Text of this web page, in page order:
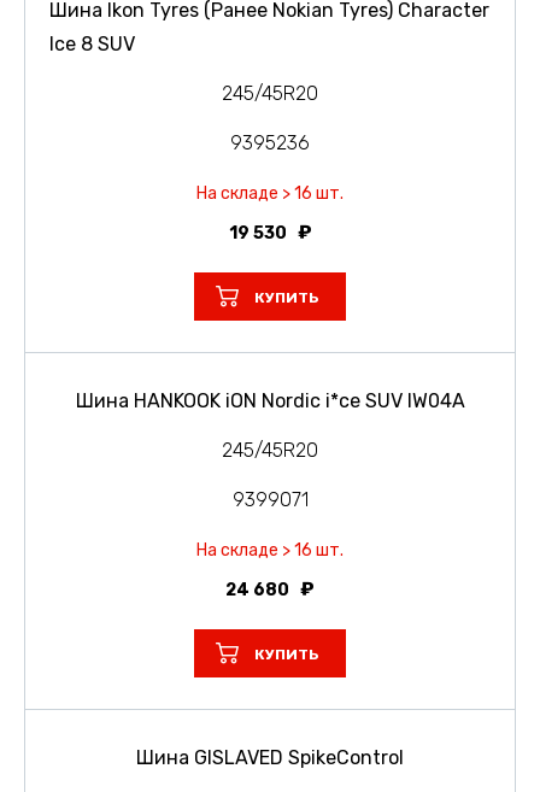
Шина Ikon Tyres (Ранее Nokian Tyres) Character
Ice 8 SUV
245/45R20
9395236
На складе > 16 шт.
19 530
КУПИТЬ
Шина HANKOOK iON Nordic i*ce SUV IW04A
245/45R20
9399071
На складе > 16 шт.
24 680
КУПИТЬ
Шина GISLAVED SpikeControl